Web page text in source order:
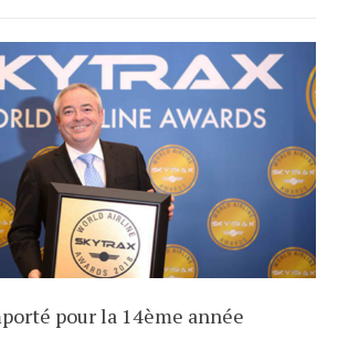
pour la 14ème année